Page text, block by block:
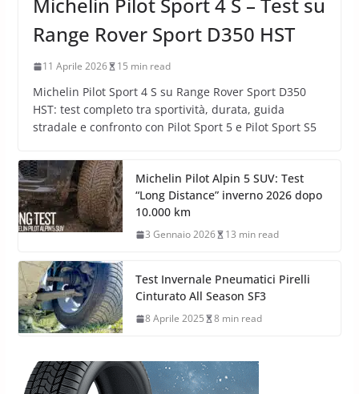
Michelin Pilot Sport 4 S – Test su
Range Rover Sport D350 HST
11 Aprile 2026 15 min read
Michelin Pilot Sport 4 S su Range Rover Sport D350
HST: test completo tra sportività, durata, guida
stradale e confronto con Pilot Sport 5 e Pilot Sport S5
Michelin Pilot Alpin 5 SUV: Test
“Long Distance” inverno 2026 dopo
10.000 km
3 Gennaio 2026 13 min read
Test Invernale Pneumatici Pirelli
Cinturato All Season SF3
8 Aprile 2025 8 min read